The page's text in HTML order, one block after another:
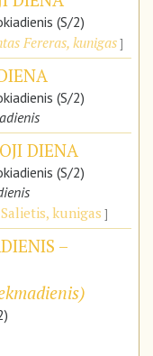
(S/2)
Fereras, kunigas
(S/2)
DIENA
(S/2)
Salietis, kunigas
–